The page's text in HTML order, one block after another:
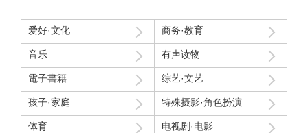
爱好·文化 商务·教育
音乐 有声读物
電子書籍 综艺·文艺
孩子·家庭 特殊摄影·角色扮演
体育 电视剧·电影